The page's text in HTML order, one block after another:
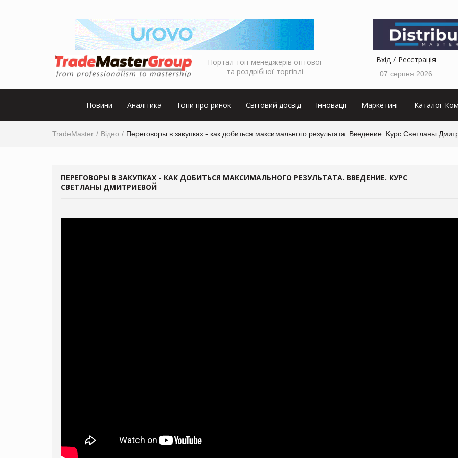
Портал топ-менеджерів оптової
та роздрібної торгівлі
Вхід Реєстрація
07 серпня 2026
Новини Аналітика Топи про ринок Світовий досвід Інновації Маркетинг Каталог
TradeMaster Відео Переговоры в закупках - как добиться максимального результата. Введение. Курс Светланы
ПЕРЕГОВОРЫ В ЗАКУПКАХ - КАК ДОБИТЬСЯ МАКСИМАЛЬНОГО РЕЗУЛЬТАТА. ВВЕДЕНИЕ. КУРС
СВЕТЛАНЫ ДМИТРИЕВОЙ